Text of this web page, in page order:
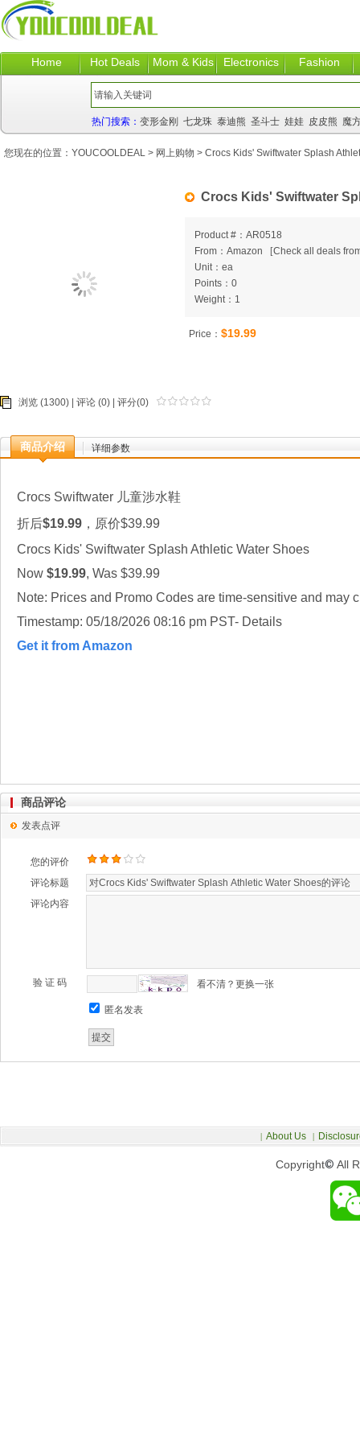
Home Hot Deals Mom & Kids Electronics Fashion
热门搜索： 变形金刚 七龙珠 泰迪熊 圣斗士 娃娃 皮皮熊 魔
Crocs Kids' Swiftwater
Product #：AR0518
From：Amazon
[Check all deals
Unit：ea
Points：0
Weight：1
Price： $19.99
浏览 (1300) | 评论 (0) | 评分(0)
商品介绍 详细参数
Crocs Swiftwater 儿童涉水鞋
折后$19.99 ，原价$39.99
Crocs Kids' Swiftwater Splash Athletic Water Shoes
Now $19.99, Was $39.99
Note: Prices and Promo Codes are time-sensitive and may
Timestamp: 05/18/2026 08:16 pm PST- Details
Get it from Amazon
您现在的位置： YOUCOOLDEAL > 网上购物 > Crocs Kids' Swiftwater Splash
商品评论
发表点评
您的评价
评论标题
评论内容
验 证 码 看不清？更换一张
匿名发表
Copyright© All
| About Us |